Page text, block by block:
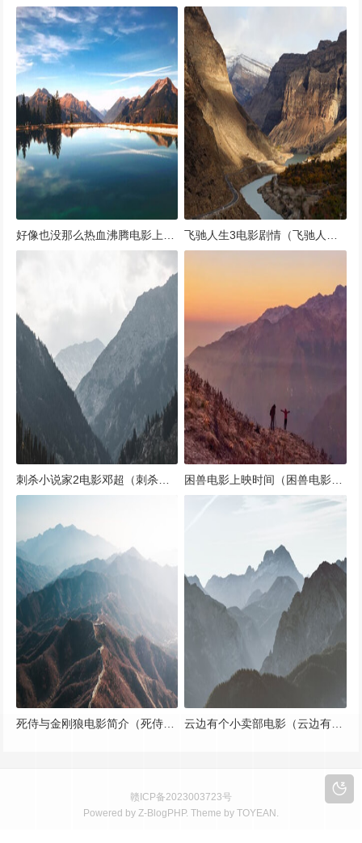
刺杀小说家2电影邓超（刺杀小说家2电影邓超在线观看）
死侍与金刚狼电影简介（死侍和金刚狼观看顺序） 云边有个小卖部电影（云边有个小卖部电影定档）
赣ICP备2023003723号
Powered by Z-BlogPHP. Theme by TOYEAN